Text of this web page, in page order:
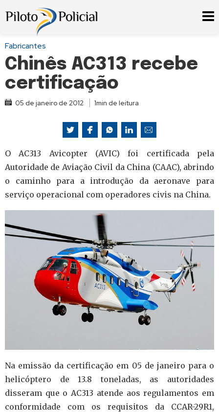
Fabricantes
Chinês AC313 recebe
certificação
05 de janeiro de 2012 1min de leitura
O AC313 Avicopter (AVIC) foi certificada pela
Autoridade de Aviação Civil da China (CAAC), abrindo
o caminho para a introdução da aeronave para
serviço operacional com operadores civis na China.
Na emissão da certificação em 05 de janeiro para o
helicóptero de 13.8 toneladas, as autoridades
disseram que o AC313 atende aos regulamentos em
conformidade com os requisitos da CCAR-29R1,